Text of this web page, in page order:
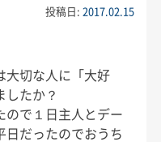
投稿日:2017.02.15
大切な人に「大好
たか？
ので１日主人とデー
日だったのでおうち